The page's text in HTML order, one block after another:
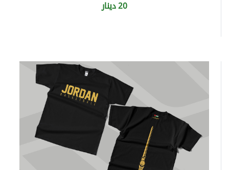
20 دينار